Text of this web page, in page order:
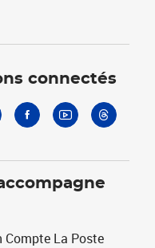
connectés
Compte La Poste